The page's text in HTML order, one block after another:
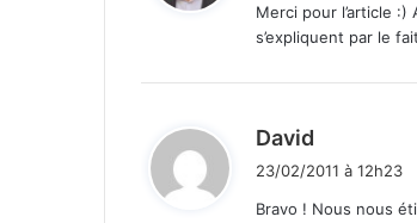
:
Merci pour l’article
s’expliquent par le
David
23/02/2011 à 12h23
Bravo ! Nous nous